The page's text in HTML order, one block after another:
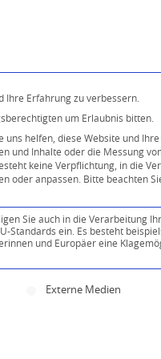
Ihre Erfahrung zu verbessern.
um Erlaubnis bitten.
uns helfen, diese Website und
und Inhalte oder die Messung
keine Verpflichtung, in die
oder anpassen.
Bitte beachten
Sie auch in die Verarbeitung
Standards ein. Es besteht
und Europäer eine
Die erste
Externe Medien